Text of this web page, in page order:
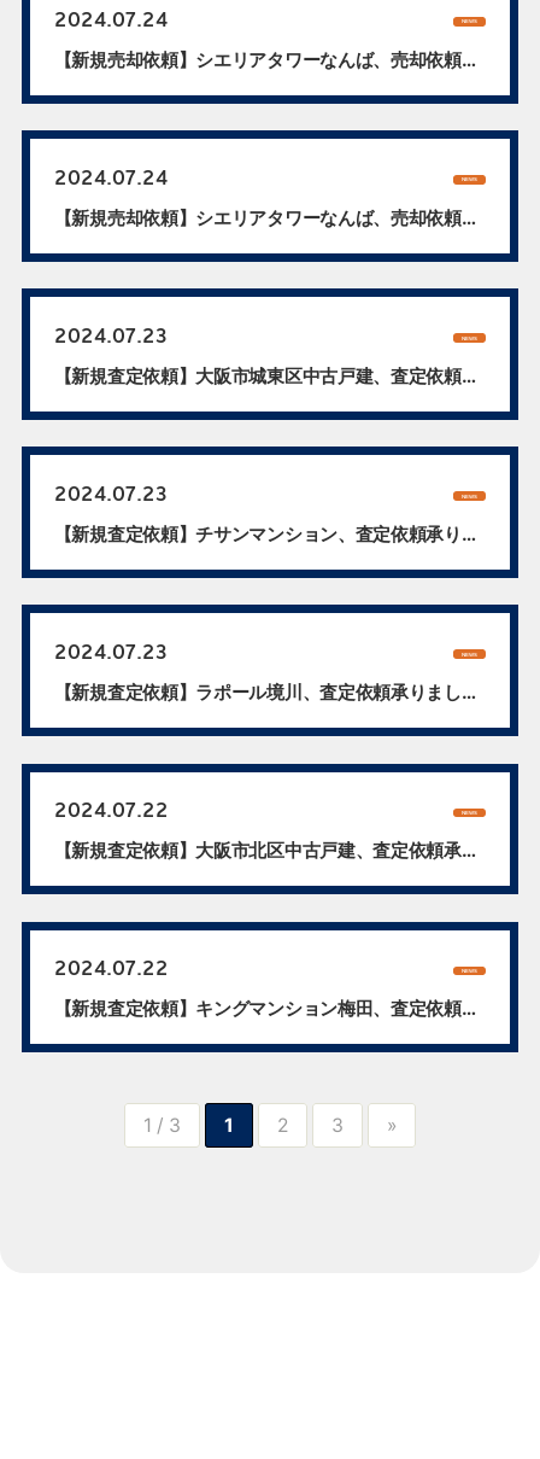
2024.07.24 NEWS
【新規売却依頼】シエリアタワーなんば、売却依頼
2024.07.24 NEWS
【新規売却依頼】シエリアタワーなんば、売却依頼
2024.07.23 NEWS
【新規査定依頼】大阪市城東区中古戸建、査定依頼
2024.07.23 NEWS
【新規査定依頼】チサンマンション、査定依頼承り
2024.07.23 NEWS
【新規査定依頼】ラポール境川、査定依頼承りまし
2024.07.22 NEWS
【新規査定依頼】大阪市北区中古戸建、査定依頼承
2024.07.22 NEWS
【新規査定依頼】キングマンション梅田、査定依頼
1 / 3 1 2 3 »